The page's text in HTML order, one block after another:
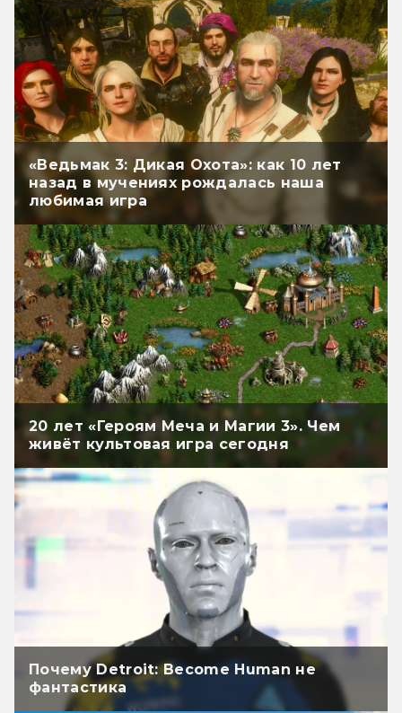
«Ведьмак 3: Дикая Охота»: как 10 лет
назад в мучениях рождалась наша
любимая игра
20 лет «Героям Меча и Магии 3». Чем
живёт культовая игра сегодня
Почему Detroit: Become Human не
фантастика